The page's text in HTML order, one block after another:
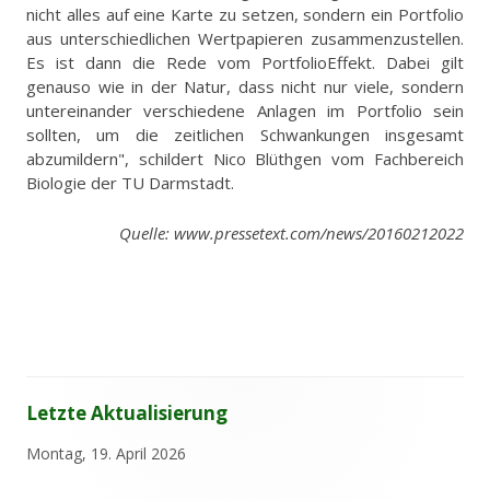
nicht alles auf eine Karte zu setzen, sondern ein Portfolio
aus unterschiedlichen Wertpapieren zusammenzustellen.
Es ist dann die Rede vom Portfolio­Effekt. Dabei gilt
genauso wie in der Natur, dass nicht nur viele, sondern
untereinander verschiedene Anlagen im Portfolio sein
sollten, um die zeitlichen Schwankungen insgesamt
abzumildern", schildert Nico Blüthgen vom Fachbereich
Biologie der TU Darmstadt.
Quelle: www.pressetext.com/news/20160212022
Haupt-
Sidebar
Letzte Aktualisierung
Montag, 19. April 2026